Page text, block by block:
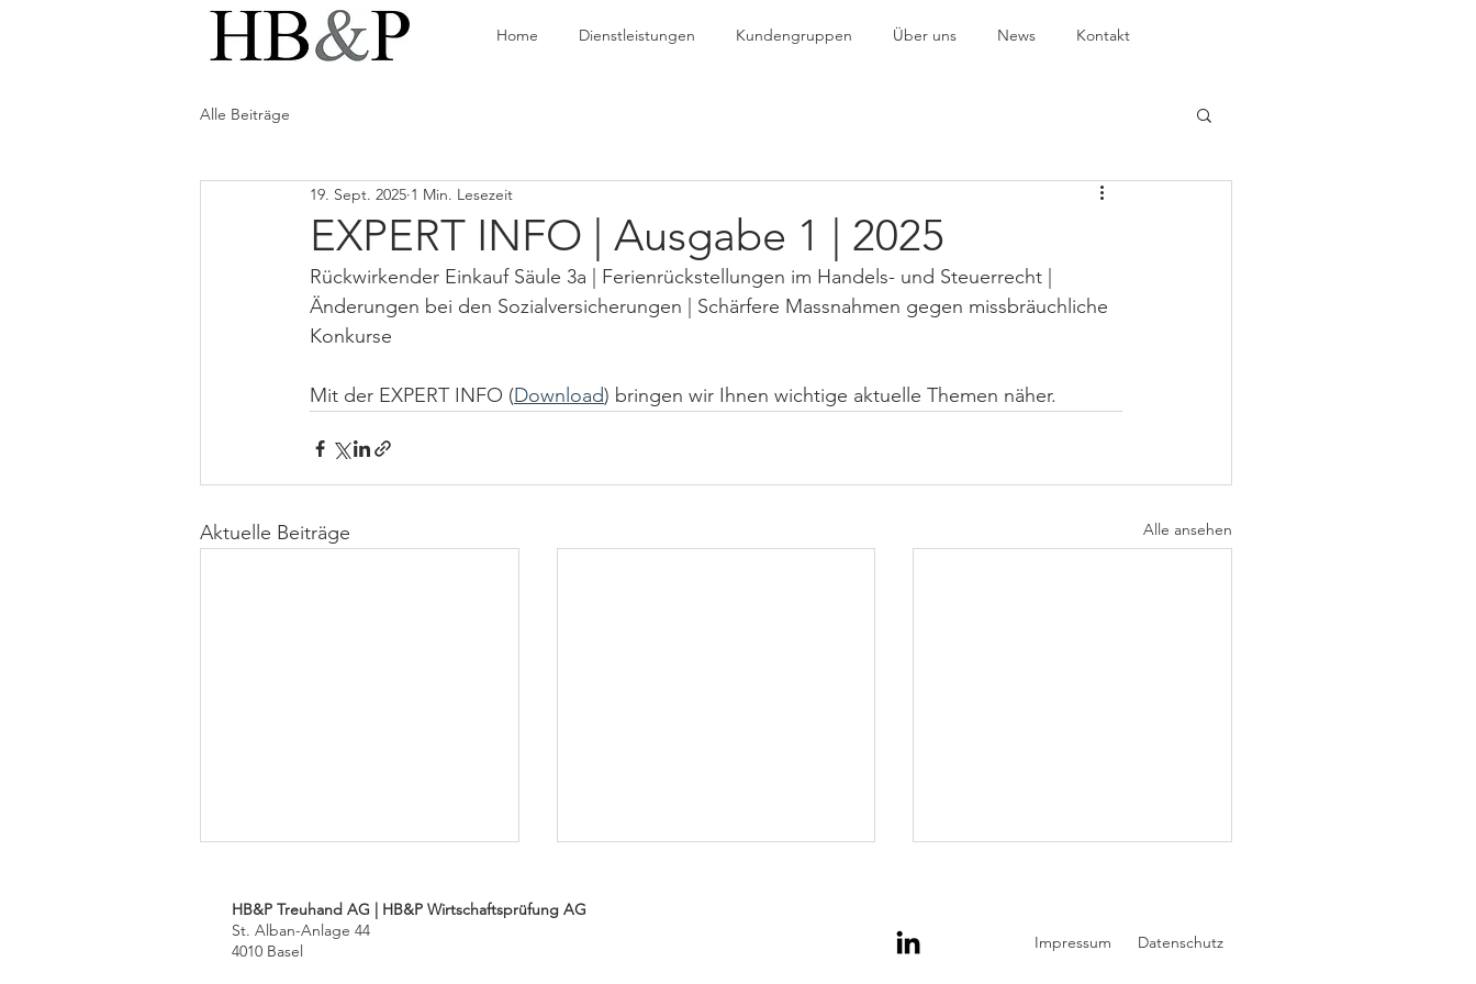
Home Dienstleistungen Kundengruppen Über uns News Kontakt
Alle Beiträge
EXPERT INFO | Ausgabe 1 | 2025
19. Sept. 2025 1 Min. Lesezeit
Rückwirkender Einkauf Säule 3a | Ferienrückstellungen im Handels- und Steuerrecht |
Änderungen bei den Sozialversicherungen | Schärfere Massnahmen gegen missbräuchliche
Konkurse
Mit der EXPERT INFO (Download) bringen wir Ihnen wichtige aktuelle Themen näher.
Aktuelle Beiträge Alle ansehen
HB&P Treuhand AG | HB&P Wirtschaftsprüfung AG
St. Alban-Anlage 44
4010 Basel
Impressum Datenschutz